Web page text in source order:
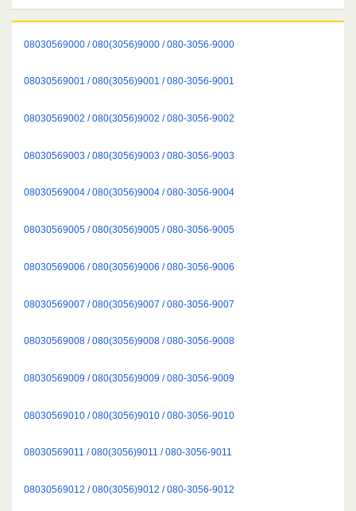
08030569000 / 080(3056)9000 / 080-3056-9000
08030569001 / 080(3056)9001 / 080-3056-9001
08030569002 / 080(3056)9002 / 080-3056-9002
08030569003 / 080(3056)9003 / 080-3056-9003
08030569004 / 080(3056)9004 / 080-3056-9004
08030569005 / 080(3056)9005 / 080-3056-9005
08030569006 / 080(3056)9006 / 080-3056-9006
08030569007 / 080(3056)9007 / 080-3056-9007
08030569008 / 080(3056)9008 / 080-3056-9008
08030569009 / 080(3056)9009 / 080-3056-9009
08030569010 / 080(3056)9010 / 080-3056-9010
08030569011 / 080(3056)9011 / 080-3056-9011
08030569012 / 080(3056)9012 / 080-3056-9012